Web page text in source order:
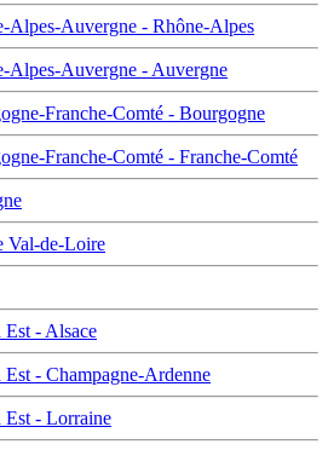
Alpes-Auvergne - Rhône-Alpes
Alpes-Auvergne - Auvergne
Franche-Comté - Bourgogne
Franche-Comté - Franche-Comté
Val-de-Loire
- Alsace
- Champagne-Ardenne
Est - Lorraine